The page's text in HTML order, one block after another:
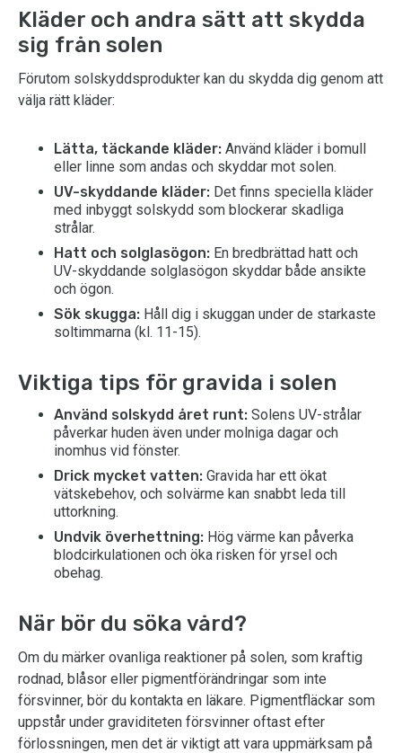
Kläder och andra sätt att skydda
sig från solen
Förutom solskyddsprodukter kan du skydda dig genom att
välja rätt kläder:
Lätta, täckande kläder: Använd kläder i bomull
eller linne som andas och skyddar mot solen.
UV-skyddande kläder: Det finns speciella kläder
med inbyggt solskydd som blockerar skadliga
strålar.
Hatt och solglasögon: En bredbrättad hatt och
UV-skyddande solglasögon skyddar både ansikte
och ögon.
Sök skugga: Håll dig i skuggan under de starkaste
soltimmarna (kl. 11-15).
Viktiga tips för gravida i solen
Använd solskydd året runt: Solens UV-strålar
påverkar huden även under molniga dagar och
inomhus vid fönster.
Drick mycket vatten: Gravida har ett ökat
vätskebehov, och solvärme kan snabbt leda till
uttorkning.
Undvik överhettning: Hög värme kan påverka
blodcirkulationen och öka risken för yrsel och
obehag.
När bör du söka vård?
Om du märker ovanliga reaktioner på solen, som kraftig
rodnad, blåsor eller pigmentförändringar som inte
försvinner, bör du kontakta en läkare. Pigmentfläckar som
uppstår under graviditeten försvinner oftast efter
förlossningen, men det är viktigt att vara uppmärksam på